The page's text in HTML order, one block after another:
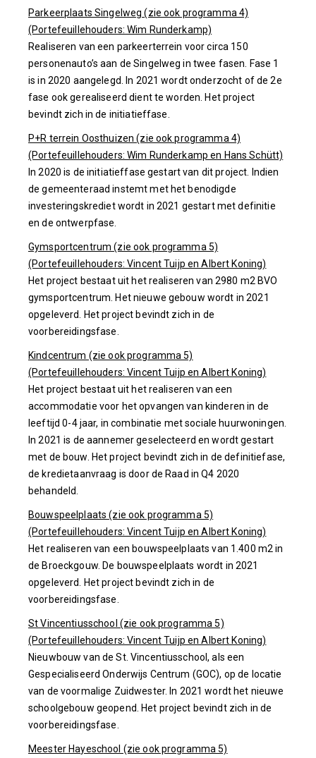
Parkeerplaats Singelweg (zie ook programma 4)
(Portefeuillehouders: Wim Runderkamp)
Realiseren van een parkeerterrein voor circa 150
personenauto’s aan de Singelweg in twee fasen. Fase 1
is in 2020 aangelegd. In 2021 wordt onderzocht of de 2e
fase ook gerealiseerd dient te worden. Het project
bevindt zich in de initiatieffase.
P+R terrein Oosthuizen (zie ook programma 4)
(Portefeuillehouders: Wim Runderkamp en Hans Schütt)
In 2020 is de initiatieffase gestart van dit project. Indien
de gemeenteraad instemt met het benodigde
investeringskrediet wordt in 2021 gestart met definitie
en de ontwerpfase.
Gymsportcentrum (zie ook programma 5)
(Portefeuillehouders: Vincent Tuijp en Albert Koning)
Het project bestaat uit het realiseren van 2980 m2 BVO
gymsportcentrum. Het nieuwe gebouw wordt in 2021
opgeleverd. Het project bevindt zich in de
voorbereidingsfase.
Kindcentrum (zie ook programma 5)
(Portefeuillehouders: Vincent Tuijp en Albert Koning)
Het project bestaat uit het realiseren van een
accommodatie voor het opvangen van kinderen in de
leeftijd 0-4 jaar, in combinatie met sociale huurwoningen.
In 2021 is de aannemer geselecteerd en wordt gestart
met de bouw. Het project bevindt zich in de definitiefase,
de kredietaanvraag is door de Raad in Q4 2020
behandeld.
Bouwspeelplaats (zie ook programma 5)
(Portefeuillehouders: Vincent Tuijp en Albert Koning)
Het realiseren van een bouwspeelplaats van 1.400 m2 in
de Broeckgouw. De bouwspeelplaats wordt in 2021
opgeleverd. Het project bevindt zich in de
voorbereidingsfase.
St Vincentiusschool (zie ook programma 5)
(Portefeuillehouders: Vincent Tuijp en Albert Koning)
Nieuwbouw van de St. Vincentiusschool, als een
Gespecialiseerd Onderwijs Centrum (GOC), op de locatie
van de voormalige Zuidwester. In 2021 wordt het nieuwe
schoolgebouw geopend. Het project bevindt zich in de
voorbereidingsfase.
Meester Hayeschool (zie ook programma 5)